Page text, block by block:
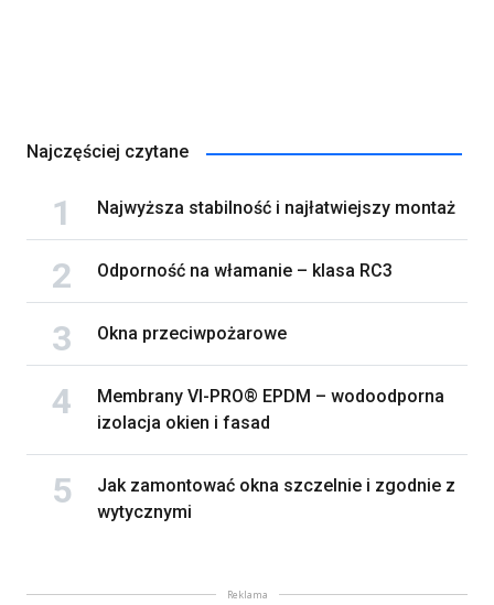
Najczęściej czytane
Najwyższa stabilność i najłatwiejszy montaż
Odporność na włamanie – klasa RC3
Okna przeciwpożarowe
Membrany VI-PRO® EPDM – wodoodporna
izolacja okien i fasad
Jak zamontować okna szczelnie i zgodnie z
wytycznymi
Reklama